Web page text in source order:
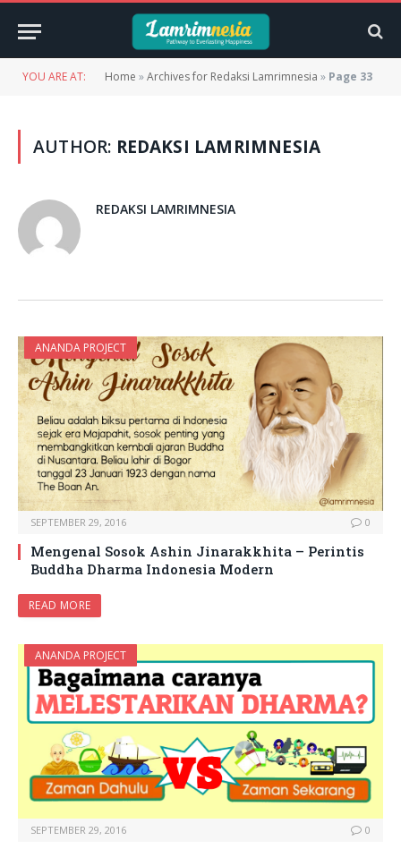
YOU ARE AT: Home »Archives for Redaksi Lamrimnesia » Page 33
AUTHOR: REDAKSI LAMRIMNESIA
REDAKSI LAMRIMNESIA
ANANDA PROJECT
SEPTEMBER 29, 2016 0
Mengenal Sosok Ashin Jinarakkhita – Perintis
Buddha Dharma Indonesia Modern
READ MORE
ANANDA PROJECT
SEPTEMBER 29, 2016 0